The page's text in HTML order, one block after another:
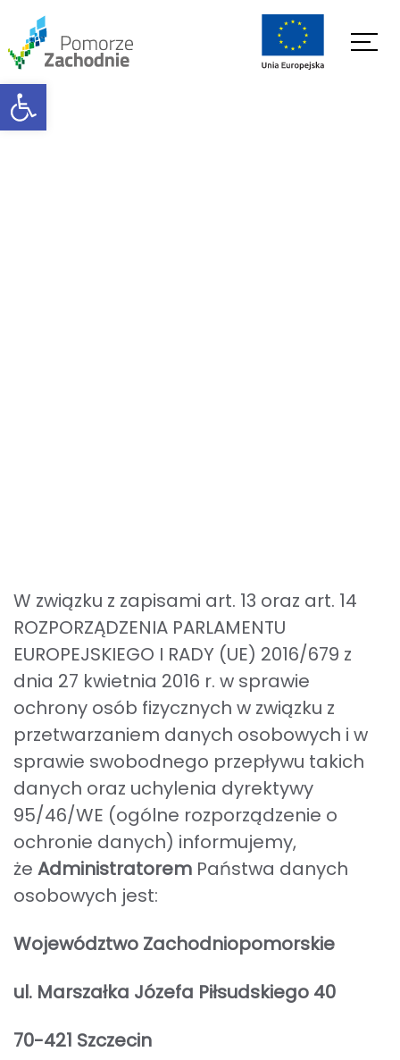
Open toolbar
W związku z zapisami art. 13 oraz art. 14
ROZPORZĄDZENIA PARLAMENTU
EUROPEJSKIEGO I RADY (UE) 2016/679 z
dnia 27 kwietnia 2016 r. w sprawie
ochrony osób fizycznych w związku z
przetwarzaniem danych osobowych i w
sprawie swobodnego przepływu takich
danych oraz uchylenia dyrektywy
95/46/WE (ogólne rozporządzenie o
ochronie danych) informujemy,
że Administratorem Państwa danych
osobowych jest:
Województwo Zachodniopomorskie
ul. Marszałka Józefa Piłsudskiego 40
70-421 Szczecin